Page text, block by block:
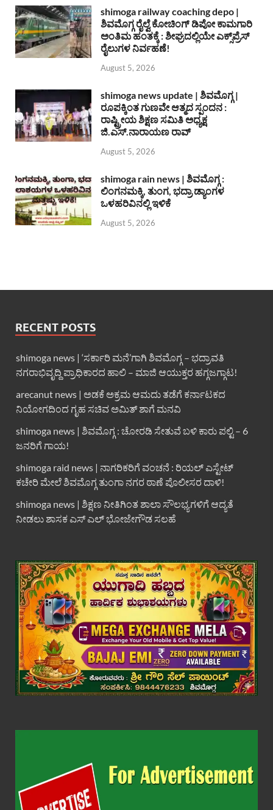
shimoga railway coaching depo |
ಶಿವಮೊಗ್ಗ ರೈಲ್ವೆ ಕೋಚಿಂಗ್ ಡಿಪೋ ಕಾಮಗಾರಿ
ಅಂತಿಮ ಹಂತಕ್ಕೆ : ಶೀಘ್ರದಲ್ಲಿಯೇ ಎಕ್ಸ್‌ಪ್ರೆಸ್
ರೈಲುಗಳ ನಿರ್ವಹಣೆ!
August 5, 2026
shimoga news update | ಶಿವಮೊಗ್ಗ |
ರೂಪಕ್ಕಿಂತ ಗುಣವೇ ಆತ್ಮದ ಸ್ಪಂದನ :
ರಾಷ್ಟ್ರೀಯ ಶಿಕ್ಷಣ ಸಮಿತಿ ಅಧ್ಯಕ್ಷ
ಜಿ.ಎಸ್.ನಾರಾಯಣ ರಾವ್
August 5, 2026
shimoga rain news | ಶಿವಮೊಗ್ಗ :
ಲಿಂಗನಮಕ್ಕಿ, ತುಂಗ, ಭದ್ರಾ ಡ್ಯಾಂಗಳ
ಒಳಹರಿವಿನಲ್ಲಿ ಇಳಿಕೆ
August 5, 2026
RECENT POSTS
shimoga news | ‘ಸರ್ಕಾರಿ ಮನೆ’ಗಾಗಿ ಶಿವಮೊಗ್ಗ – ಭದ್ರಾವತಿ
ನಗರಾಭಿವೃದ್ದಿ ಪ್ರಾಧಿಕಾರದ ಹಾಲಿ – ಮಾಜಿ ಆಯುಕ್ತರ ಹಗ್ಗಜಗ್ಗಾಟ!
arecanut news | ಅಡಕೆ ಅಕ್ರಮ ಆಮದು ತಡೆಗೆ ಕರ್ನಾಟಕದ
ನಿಯೋಗದಿಂದ ಗೃಹ ಸಚಿವ ಅಮಿತ್ ಶಾಗೆ ಮನವಿ
shimoga news | ಶಿವಮೊಗ್ಗ : ಚೋರಡಿ ಸೇತುವೆ ಬಳಿ ಕಾರು ಪಲ್ಟಿ – 6
ಜನರಿಗೆ ಗಾಯ!
shimoga raid news | ನಾಗರಿಕರಿಗೆ ವಂಚನೆ : ರಿಯಲ್ ಎಸ್ಟೇಟ್
ಕಚೇರಿ ಮೇಲೆ ಶಿವಮೊಗ್ಗ ತುಂಗಾ ನಗರ ಠಾಣೆ ಪೊಲೀಸರ ದಾಳಿ!
shimoga news | ಶಿಕ್ಷಣ ನೀತಿಗಿಂತ ಶಾಲಾ ಸೌಲಭ್ಯಗಳಿಗೆ ಆದ್ಯತೆ
ನೀಡಲು ಶಾಸಕ ಎಸ್ ಎಲ್ ಭೋಜೇಗೌಡ ಸಲಹೆ